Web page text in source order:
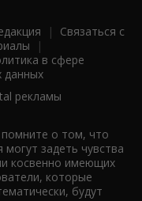
| Связаться с
|
в сфере
данных
рекламы
о том, что
задеть чувства
косвенно имеющих
которые
будут